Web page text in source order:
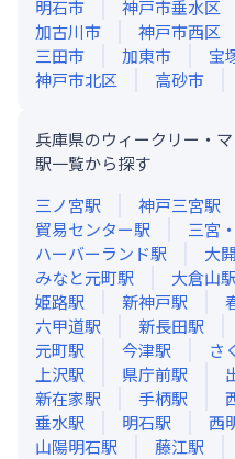
明石市
神戸市垂水区
加古川市
神戸市西区
三田市
加東市 宝
神戸市北区
高砂市
兵庫県のウィークリー・
駅一覧から探す
三ノ宮駅 神戸三宮駅
貿易センター駅 三宮
ハーバーランド駅 大開
みなと元町駅 大倉山駅
姫路駅 新神戸駅
六甲道駅 新長田駅
元町駅 今津駅 さ
上沢駅 県庁前駅
新在家駅 手柄駅
垂水駅 明石駅 西
山陽明石駅 藤江駅